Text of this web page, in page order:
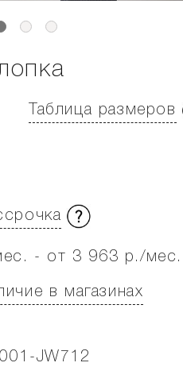
Таблица размеров
- от 3 963 р./мес.
в магазинах
JW712